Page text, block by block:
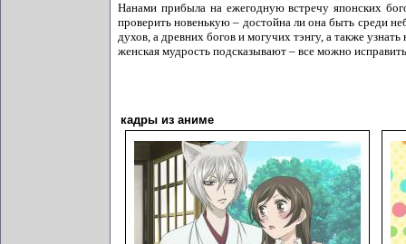
Нанами прибыла на ежегодную встречу японских
проверить новенькую – достойна ли она быть среди
духов, а древних богов и могучих тэнгу, а также
женская мудрость подсказывают – все можно
кадры из аниме